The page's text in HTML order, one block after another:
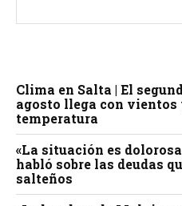
Clima en Salta | El
agosto llega con vientos
temperatura
«La situación es
habló sobre las deudas
salteños